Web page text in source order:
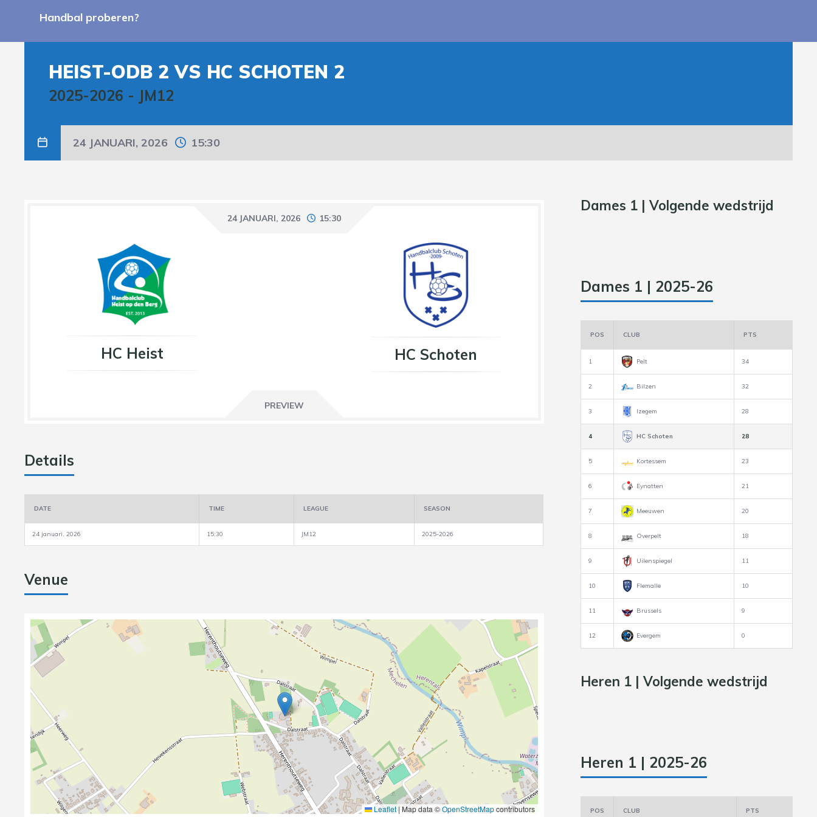
Handbal proberen?
HEIST-ODB 2 VS HC SCHOTEN 2
2025-2026 - JM12
24 JANUARI, 2026 15:30
24 JANUARI, 2026 15:30
HC Heist HC Schoten
PREVIEW
Details
DATE TIME LEAGUE SEASON
24 januari, 2026 15:30 JM12 2025-2026
Venue
Leaflet |Map data ©OpenStreetMapcontributors
Dames 1 | Volgende wedstrijd
Dames 1 | 2025-26
POS CLUB PTS
1 Pelt 34
2 Bilzen 32
3 Izegem 28
4 HC Schoten 28
5 Kortessem 23
6 Eynatten 21
7 Meeuwen 20
8 Overpelt 18
9 Uilenspiegel 11
10 Flemalle 10
11 Brussels 9
12 Evergem 0
Heren 1 | Volgende wedstrijd
Heren 1 | 2025-26
POS CLUB PTS